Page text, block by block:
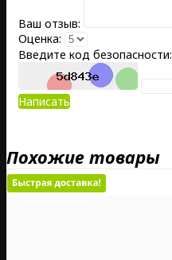
Ваш отзыв:
Оценка:
Введите код безопасности:
Написать
Похожие товары